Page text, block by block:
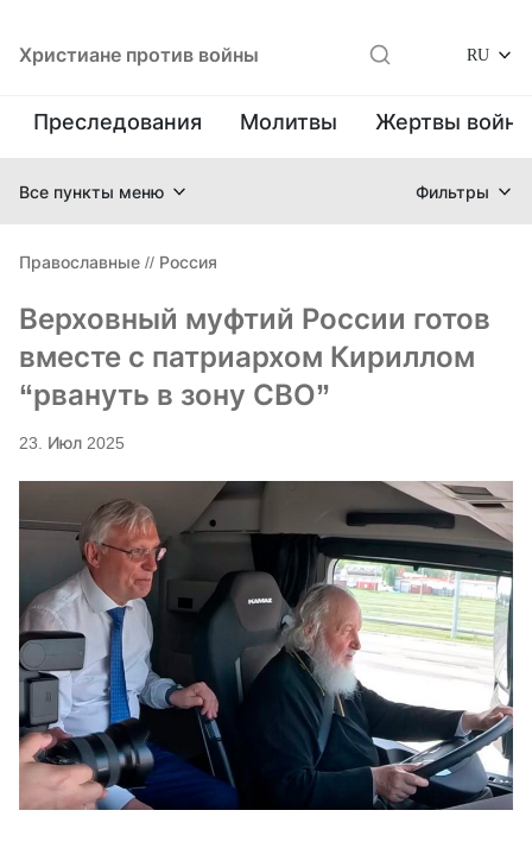
Христиане против войны RU
Преследования Молитвы Жертвы
Все пункты меню Фильтры
Православные // Россия
Верховный муфтий России готов
вместе с патриархом Кириллом
“рвануть в зону СВО”
23. Июл 2025